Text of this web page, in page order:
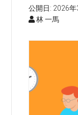
公開日: 2026年
林 一馬